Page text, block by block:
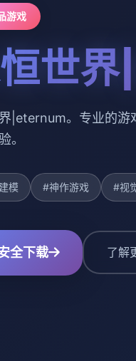
游戏
世
|eternum。专业的游
。
模 #神作游戏 #视
全下载 了解